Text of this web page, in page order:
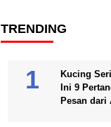
TRENDING
Kucing
Ini 9
Pesan dari